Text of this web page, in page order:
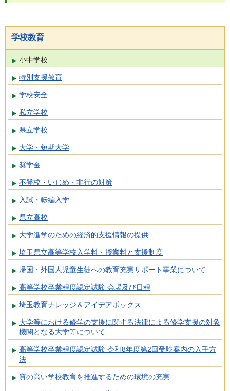
学校教育
小中学校
特別支援教育
学校安全
私立学校
県立学校
大学・短期大学
奨学金
不登校・いじめ・非行の対策
入試・転編入学
県立高校
大学進学のための経済的支援情報の提供
埼玉県立高等学校入学料・授業料と支援制度
帰国・外国人児童生徒への教育充実サポート事業について
高等学校卒業程度認定試験 会場及び日程
埼玉教育ナレッジ＆アイデアボックス
大学等における修学の支援に関する法律による修学支援の対象
機関となる大学等について
高等学校卒業程度認定試験 令和8年度第2回受験案内の入手方
法
質の高い学校教育を推進するための環境の充実